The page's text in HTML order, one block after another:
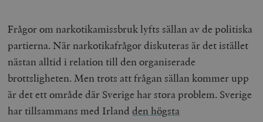
Frågor om narkotikamissbruk lyfts sällan av de politiska
partierna. När narkotikafrågor diskuteras är det istället
nästan alltid i relation till den organiserade
brottsligheten. Men trots att frågan sällan kommer upp
är det ett område där Sverige har stora problem. Sverige
har tillsammans med Irlandden högsta